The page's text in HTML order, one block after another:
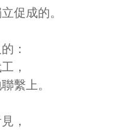
促成的。
：
，
繫上。
，